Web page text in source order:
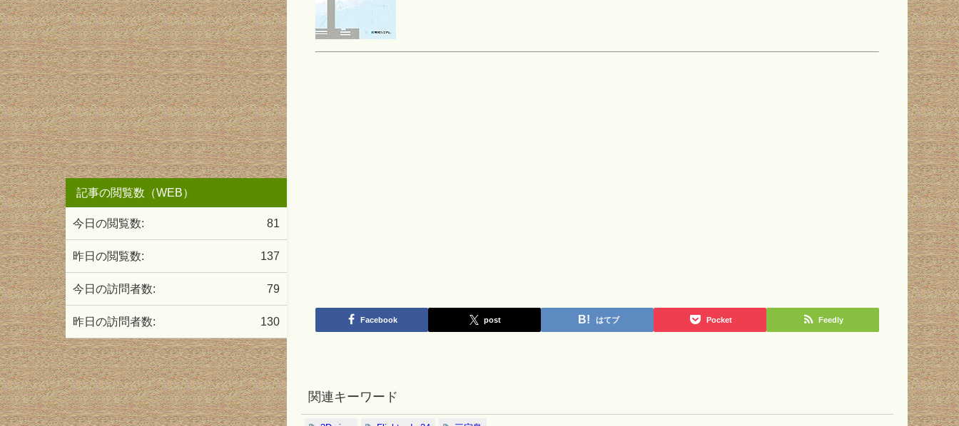
Facebook post はてブ Pocket Feedly
関連キーワード
記事の閲覧数（WEB）
81
今日の閲覧数:
137
昨日の閲覧数:
79
今日の訪問者数:
130
昨日の訪問者数: